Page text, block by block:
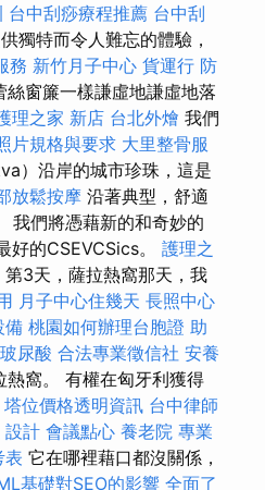
台中刮痧療程推薦 台中刮
獨特而令人難忘的體驗，
務 新竹月子中心 貨運行 防
絲窗簾一​​樣謙虛地謙虛地落
理之家 新店 台北外燴 我們
片規格與要求 大里整骨服
）沿岸的城市珍珠，這是
放鬆按摩 沿著典型，舒適
我們將憑藉新的和奇妙的
的CSEVCSics。 護理之
第3天，薩拉熱窩那天，我
月子中心住幾天 長照中心
備 桃園如何辦理台胞證 助
玻尿酸 合法專業徵信社 安養
窩。 有權在匈牙利獲得
塔位價格透明資訊 台中律師
設計 會議點心 養老院 專業
表 它在哪裡藉口都沒關係，
基礎對SEO的影響 全面了